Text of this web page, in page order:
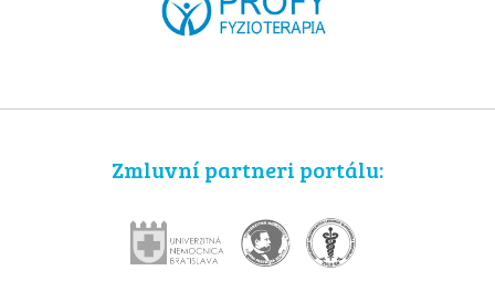
Zmluvní partneri portálu: